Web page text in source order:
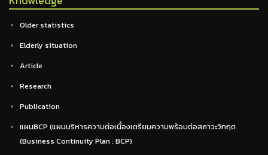
Older statistics
Elderly situation
Article
Research
Publication
แผนBCP (แผนบริหารความต่อเนื่องเตรียมความพร้อมต่อสภาวะวิกฤต
(Business Continuity Plan : BCP)